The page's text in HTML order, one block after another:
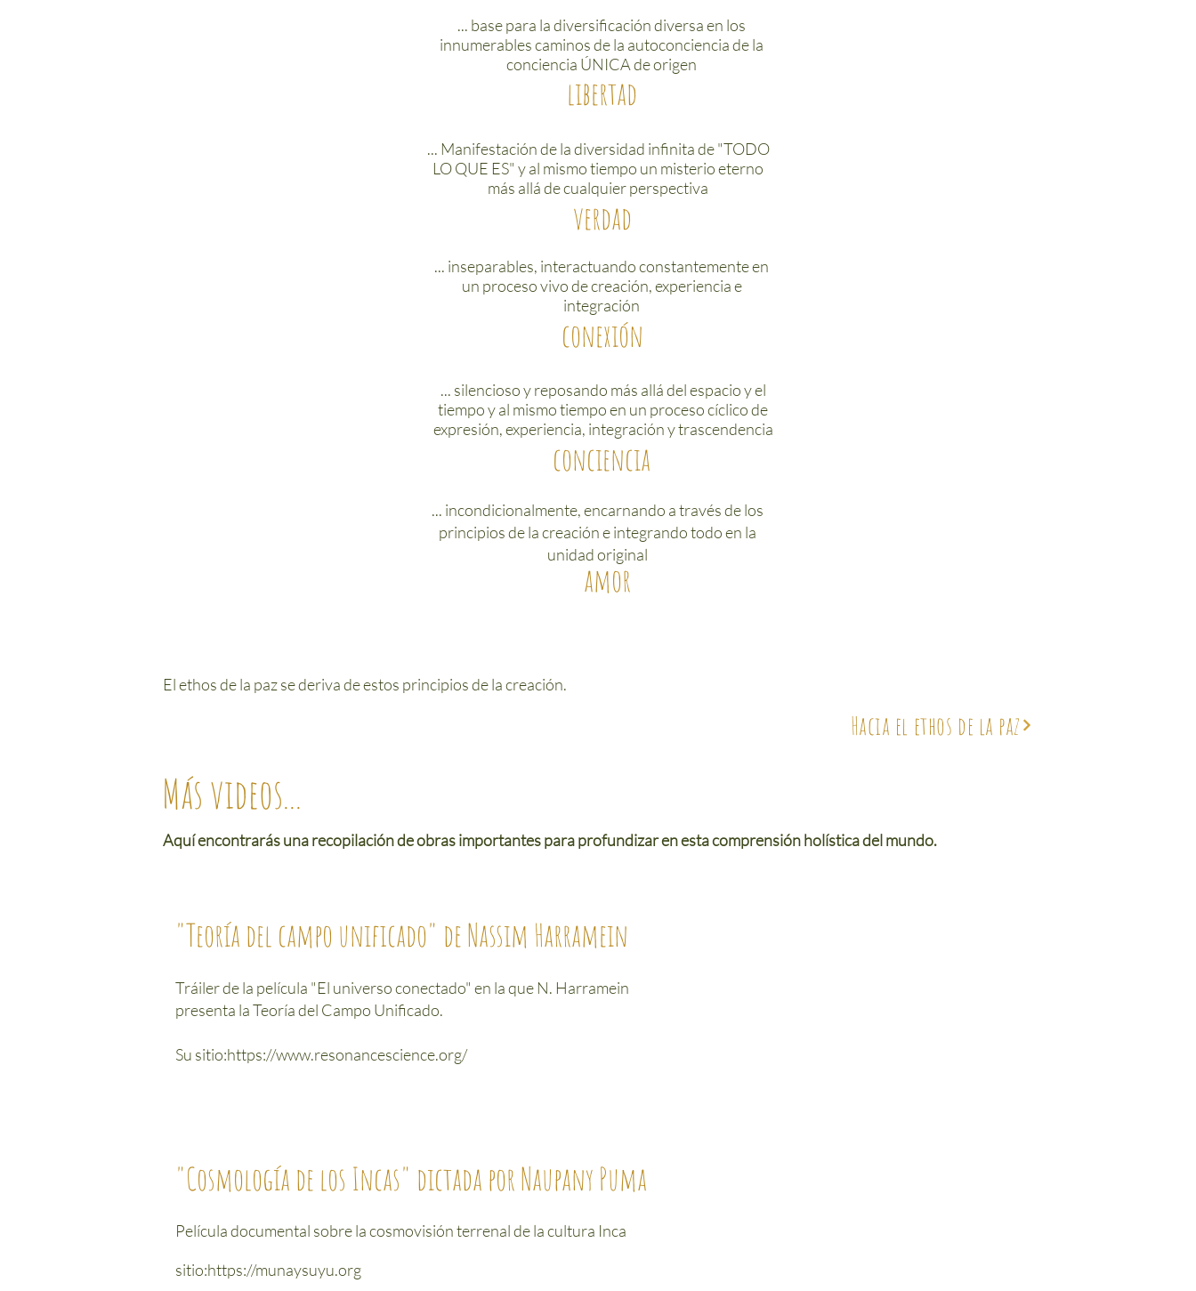
... base para la diversificación diversa en los
innumerables caminos de la autoconciencia de la
conciencia ÚNICA de origen
libertad
... Manifestación de la diversidad infinita de "TODO
LO QUE ES" y al mismo tiempo un misterio eterno
más allá de cualquier perspectiva
verdad
... inseparables, interactuando constantemente en
un proceso vivo de creación, experiencia e
integración
conexión
... silencioso y reposando más allá del espacio y el
tiempo y al mismo tiempo en un proceso cíclico de
expresión, experiencia, integración y trascendencia
conciencia
amor
... incondicionalmente, encarnando a través de los
principios de la creación e integrando todo en la
unidad original
El ethos de la paz se deriva de estos principios de la creación.
Hacia el ethos de la paz
Más videos...
Aquí encontrarás una recopilación de obras importantes para profundizar en esta comprensión holística del mundo.
"Teoría del campo unificado" de Nassim Harramein
Tráiler de la película "El universo conectado" en la que N. Harramein
presenta la Teoría del Campo Unificado.
Su sitio:https://www.resonancescience.org/
"Cosmología de los Incas" dictada por Naupany Puma
Película documental sobre la cosmovisión terrenal de la cultura Inca
sitio:https://munaysuyu.org